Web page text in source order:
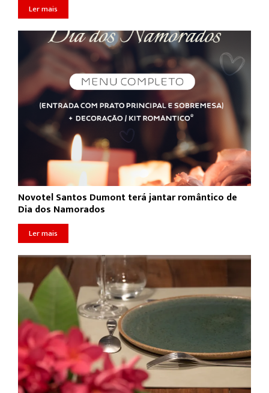
Ler mais
Novotel Santos Dumont terá jantar romântico de
Dia dos Namorados
Ler mais